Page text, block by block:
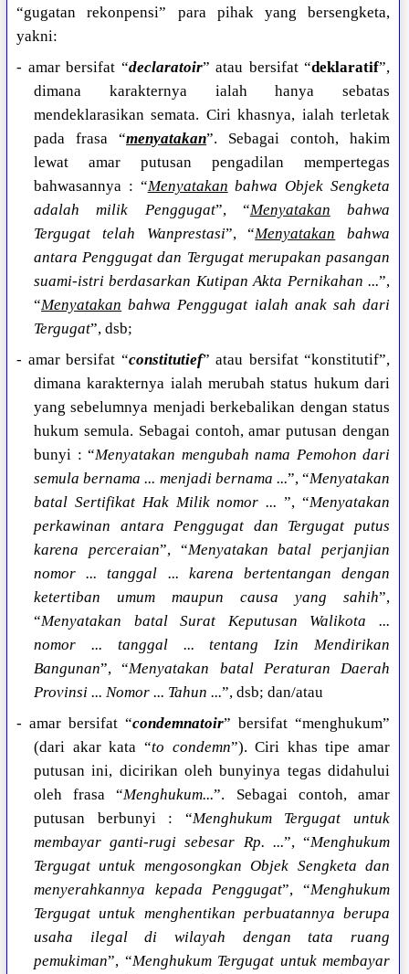
“gugatan rekonpensi” para pihak yang bersengketa,
yakni:
- amar bersifat “declaratoir” atau bersifat “deklaratif”,
dimana karakternya ialah hanya sebatas
mendeklarasikan semata. Ciri khasnya, ialah terletak
pada frasa “menyatakan”. Sebagai contoh, hakim
lewat amar putusan pengadilan mempertegas
bahwasannya : “Menyatakan bahwa Objek Sengketa
adalah milik Penggugat”, “Menyatakan bahwa
Tergugat telah Wanprestasi”, “Menyatakan bahwa
antara Penggugat dan Tergugat merupakan pasangan
suami-istri berdasarkan Kutipan Akta Pernikahan ...”,
“Menyatakan bahwa Penggugat ialah anak sah dari
Tergugat”, dsb;
- amar bersifat “constitutief” atau bersifat “konstitutif”,
dimana karakternya ialah merubah status hukum dari
yang sebelumnya menjadi berkebalikan dengan status
hukum semula. Sebagai contoh, amar putusan dengan
bunyi : “Menyatakan mengubah nama Pemohon dari
semula bernama ... menjadi bernama ...”, “Menyatakan
batal Sertifikat Hak Milik nomor ...”, “Menyatakan
perkawinan antara Penggugat dan Tergugat putus
karena perceraian”, “Menyatakan batal perjanjian
nomor ... tanggal ... karena bertentangan dengan
ketertiban umum maupun causa yang sahih”,
“Menyatakan batal Surat Keputusan Walikota ...
nomor ... tanggal ... tentang Izin Mendirikan
Bangunan”, “Menyatakan batal Peraturan Daerah
Provinsi ... Nomor ... Tahun ...”, dsb; dan/atau
- amar bersifat “condemnatoir” bersifat “menghukum”
(dari akar kata “to condemn”). Ciri khas tipe amar
putusan ini, dicirikan oleh bunyinya tegas didahului
oleh frasa “Menghukum...”. Sebagai contoh, amar
putusan berbunyi : “Menghukum Tergugat untuk
membayar ganti-rugi sebesar Rp. ...”, “Menghukum
Tergugat untuk mengosongkan Objek Sengketa dan
menyerahkannya kepada Penggugat”, “Menghukum
Tergugat untuk menghentikan perbuatannya berupa
usaha ilegal di wilayah dengan tata ruang
pemukiman”, “Menghukum Tergugat untuk membayar